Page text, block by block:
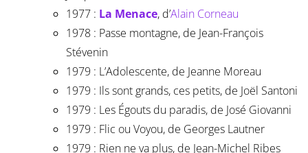
1977 : La Menace, d’Alain Corneau
1978 : Passe montagne, de Jean-François
Stévenin
1979 : L’Adolescente, de Jeanne Moreau
1979 : Ils sont grands, ces petits, de Joël Santoni
1979 : Les Égouts du paradis, de José Giovanni
1979 : Flic ou Voyou, de Georges Lautner
1979 : Rien ne va plus, de Jean-Michel Ribes